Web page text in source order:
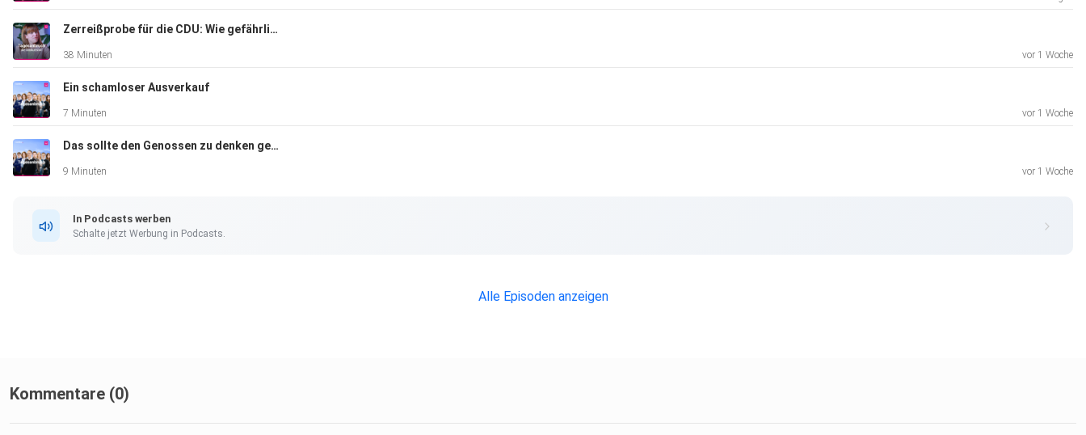
Zerreißprobe für die CDU: Wie gefährlich wird die Krise für Merz?
38 Minuten vor 1 Woche
Ein schamloser Ausverkauf
7 Minuten vor 1 Woche
Das sollte den Genossen zu denken geben
9 Minuten vor 1 Woche
In Podcasts werben
Schalte jetzt Werbung in Podcasts.
Alle Episoden anzeigen
Kommentare (0)